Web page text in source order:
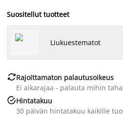
Suositellut tuotteet
Liukuestematot
Rajoittamaton palautusoikeus
Ei aikarajaa - palauta mihin
Hintatakuu
30 päivän hintatakuu kaikille